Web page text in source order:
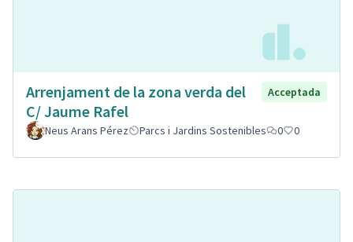
Arrenjament de la zona verda del
C/ Jaume Rafel
Acceptada
Neus Arans Pérez Parcs i Jardins Sostenibles 0 0